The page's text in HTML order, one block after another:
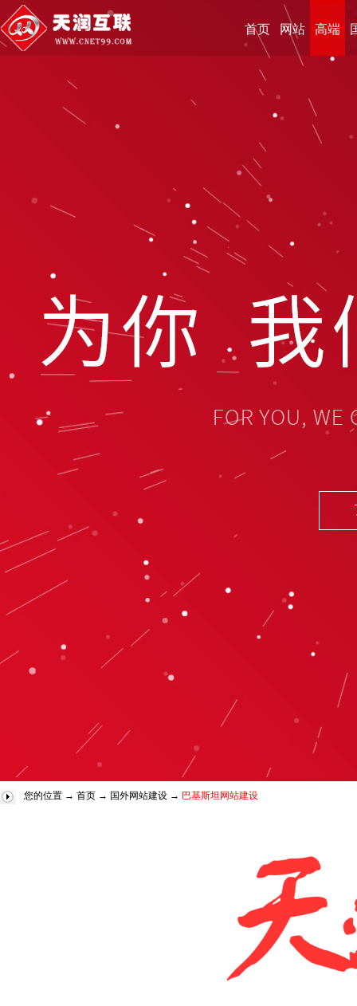
首页 网站 高端
您的位置 → 首页 → 国外网站建设 → 巴基斯坦网站建设